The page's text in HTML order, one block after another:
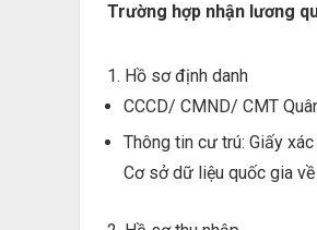
Trường hợp nhận lương
1. Hồ sơ định danh
CCCD/ CMND/ CMT
Thông tin cư trú: Giấy
Cơ sở dữ liệu quốc gia